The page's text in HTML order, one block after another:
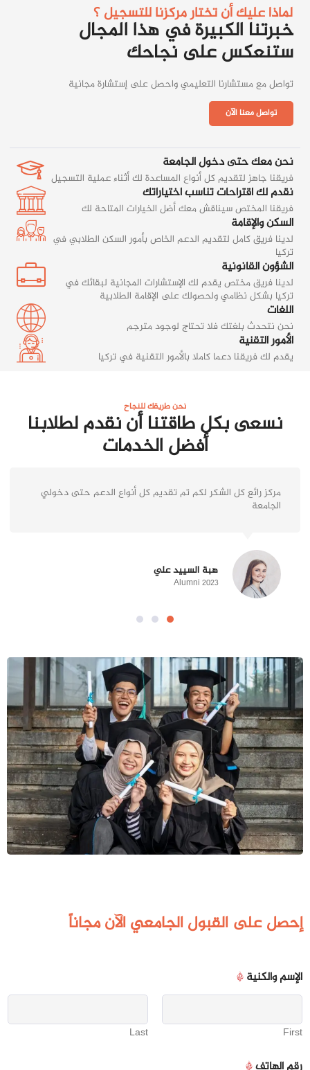
لماذا عليك أن تختار مركزنا للتسجيل ؟
خبرتنا الكبيرة في هذا المجال
ستنعكس على نجاحك
تواصل مع مستشارنا التعليمي واحصل على إستشارة مجانية
تواصل معنا الآن
نحن معك حتى دخول الجامعة
فريقنا جاهز لتقديم كل أنواع المساعدة لك أثناء عملية التسجيل
نقدم لك اقتراحات تناسب اختياراتك
فريقنا المختص سيناقش معك أضل الخيارات المتاحة لك
السكن والإقامة
لدينا فريق كامل لتقديم الدعم الخاص بأمور السكن الطلابي في
تركيا
الشؤون القانونية
لدينا فريق مختص يقدم لك الإستشارات المجانية لبقائك في
تركيا بشكل نظامي ولحصولك على الإقامة الطلابية
اللغات
نحن نتحدث بلغتك فلا تحتاج لوجود مترجم
الأمور التقنية
يقدم لك فريقنا دعما كاملا بالأمور التقنية في تركيا
نحن طريقك للنجاح
نسعى بكل طاقتنا أن نقدم لطلابنا
أفضل الخدمات
مركز رائع كل الشكر لكم تم تقديم كل أنواع الدعم حتى دخولي
الجامعة
هبة السييد علي
Alumni 2023
إحصل على القبول الجامعي الآن مجاناً
الإسم والكنية*
First
Last